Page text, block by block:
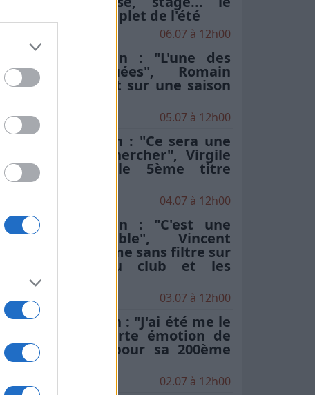
programme complet de l'été
06.07 à 12h00
Stade Toulousain : "L'une des
plus compliquées", Romain
Ntamack revient sur une saison
05.07 à 12h00
Stade Toulousain : "Ce sera une
chose à aller chercher", Virgile
Lacombe sur le 5ème titre
d'affilée
04.07 à 12h00
Stade Toulousain : "C'est une
secte incroyable", Vincent
Moscato s'exprime sans filtre sur
l'hégémonie du club et les
critiques
03.07 à 12h00
Stade Toulousain : "J'ai été me le
chercher", la forte émotion de
Rodrigue Neti pour sa 200ème
en finale
02.07 à 12h00